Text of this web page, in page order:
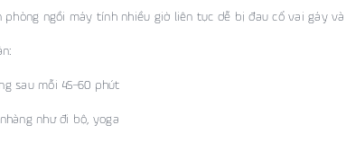
phòng ngồi máy tính nhiều giờ liên tục dễ bị đau cổ vai gáy
sau mỗi 45–60 phút
như đi bộ, yoga